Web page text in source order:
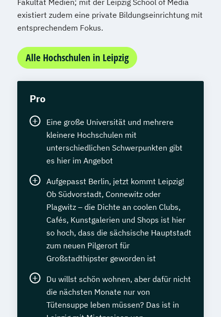
Fakultät Medien; mit der Leipzig School of Media
existiert zudem eine private Bildungseinrichtung mit
entsprechendem Fokus.
Alle Hochschulen in Leipzig
Pro
Eine große Universität und mehrere
kleinere Hochschulen mit
unterschiedlichen Schwerpunkten gibt
es hier im Angebot
Aufgepasst Berlin, jetzt kommt Leipzig!
Ob Südvorstadt, Connewitz oder
Plagwitz – die Dichte an coolen Clubs,
Cafés, Kunstgalerien und Shops ist hier
so hoch, dass die sächsische Hauptstadt
zum neuen Pilgerort für
Großstadthipster geworden ist
Du willst schön wohnen, aber dafür nicht
die nächsten Monate nur von
Tütensuppe leben müssen? Das ist in